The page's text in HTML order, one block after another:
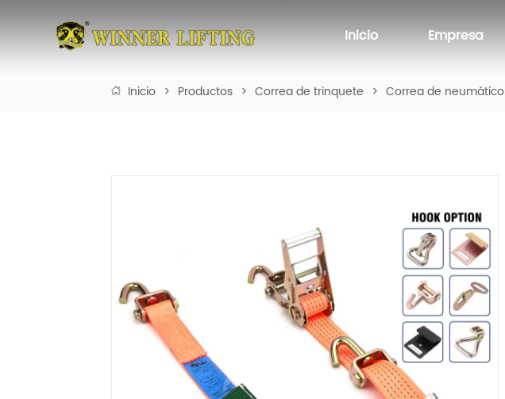
Inicio Empresa
Inicio > Productos > Correa de trinquete > Correa de neumático